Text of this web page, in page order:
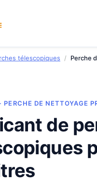
télescopiques / Perche
PERCHE DE NETTOYAGE
de